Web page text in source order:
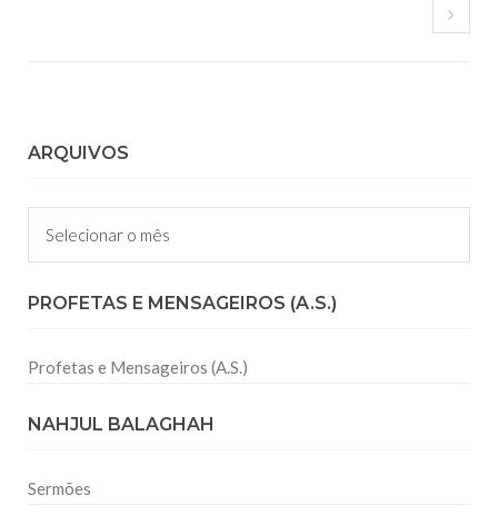
ARQUIVOS
Arquivos
PROFETAS E MENSAGEIROS (A.S.)
Profetas e Mensageiros (A.S.)
NAHJUL BALAGHAH
Sermões